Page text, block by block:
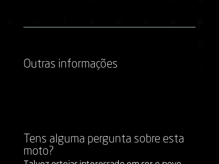
Outras informações
Tens alguma pergunta sobre esta
moto?